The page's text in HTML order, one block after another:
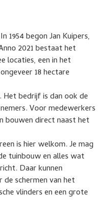
1954 begon Jan Kuipers,
2021 bestaat het
locaties, een in het
18 hectare
Het bedrijf is dan ook de
Voor medewerkers
bouwen direct naast het
is hier welkom. Je mag
tuinbouw en alles wat
Daar kunnen
schermen van het
vlinders en een grote